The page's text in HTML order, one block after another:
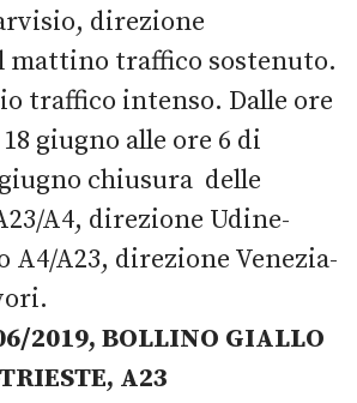
direzione
mattino traffico sostenuto.
traffico intenso. Dalle ore
giugno alle ore 6 di
chiusura delle
A4, direzione Udine-
A4/A23, direzione Venezia-
2019, BOLLINO GIALLO
A23